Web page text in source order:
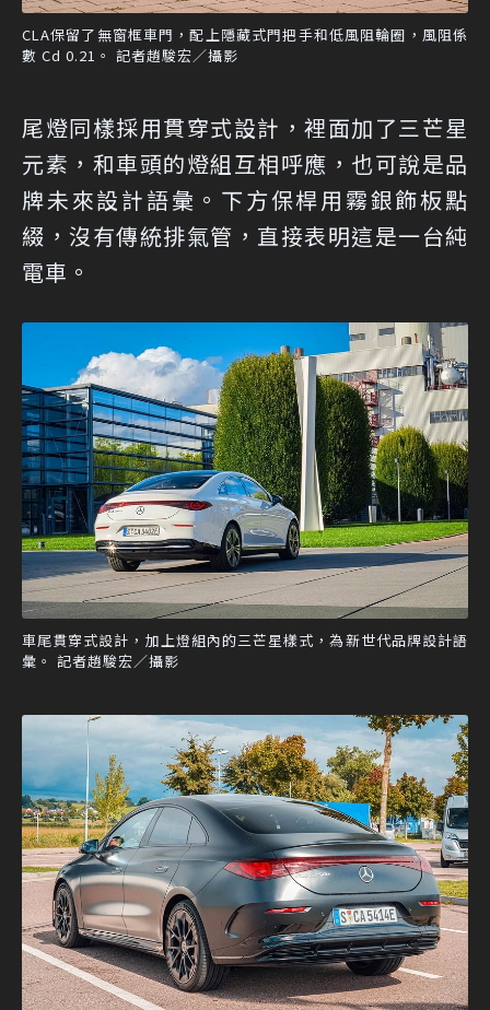
CLA保留了無窗框車門，配上隱藏式門把手和低風阻輪圈，風阻係
數 Cd 0.21。 記者趙駿宏／攝影
尾燈同樣採用貫穿式設計，裡面加了三芒星
元素，和車頭的燈組互相呼應，也可說是品
牌未來設計語彙。下方保桿用霧銀飾板點
綴，沒有傳統排氣管，直接表明這是一台純
電車。
車尾貫穿式設計，加上燈組內的三芒星樣式，為新世代品牌設計語
彙。 記者趙駿宏／攝影